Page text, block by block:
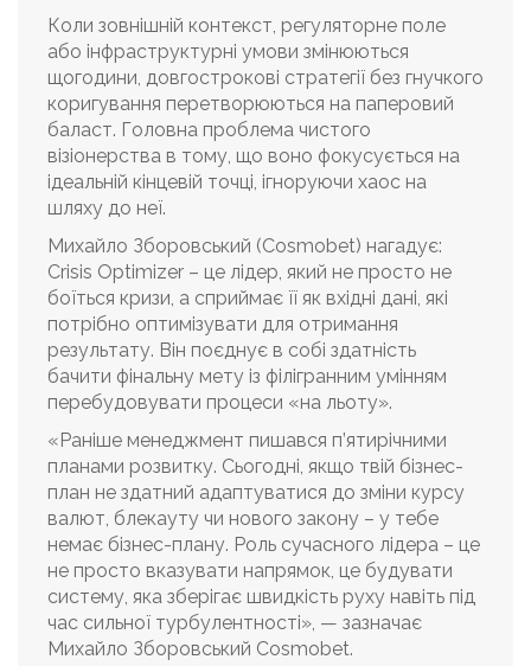
Коли зовнішній контекст, регуляторне поле
або інфраструктурні умови змінюються
щогодини, довгострокові стратегії без гнучкого
коригування перетворюються на паперовий
баласт. Головна проблема чистого
візіонерства в тому, що воно фокусується на
ідеальній кінцевій точці, ігноруючи хаос на
шляху до неї.
Михайло Зборовський (Cosmobet) нагадує:
Crisis Optimizer – це лідер, який не просто не
боїться кризи, а сприймає її як вхідні дані, які
потрібно оптимізувати для отримання
результату. Він поєднує в собі здатність
бачити фінальну мету із філігранним умінням
перебудовувати процеси «на льоту».
«Раніше менеджмент пишався п’ятирічними
планами розвитку. Сьогодні, якщо твій бізнес-
план не здатний адаптуватися до зміни курсу
валют, блекауту чи нового закону – у тебе
немає бізнес-плану. Роль сучасного лідера – це
не просто вказувати напрямок, це будувати
систему, яка зберігає швидкість руху навіть під
час сильної турбулентності», — зазначає
Михайло Зборовський Cosmobet.